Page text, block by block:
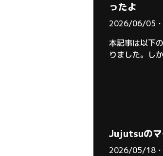
ったよ
2026/06/05・
本記事は以下
りました。し
Jujutsuのマ
2026/05/18・